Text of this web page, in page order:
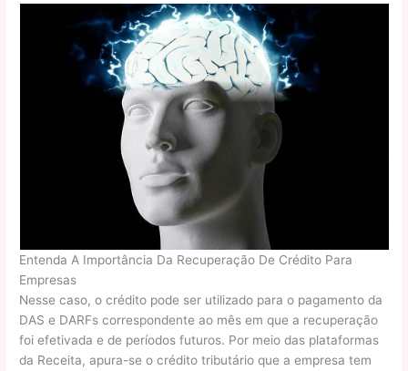
Entenda A Importância Da Recuperação De Crédito Para
Empresas
Nesse caso, o crédito pode ser utilizado para o pagamento da
DAS e DARFs correspondente ao mês em que a recuperação
foi efetivada e de períodos futuros. Por meio das plataformas
da Receita, apura-se o crédito tributário que a empresa tem